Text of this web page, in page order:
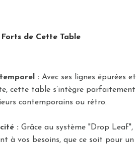
Forts de Cette Table
: Avec ses lignes épurées et
cette table s’intègre parfaitement
contemporains ou rétro.
: Grâce au système "Drop Leaf",
à vos besoins, que ce soit pour un